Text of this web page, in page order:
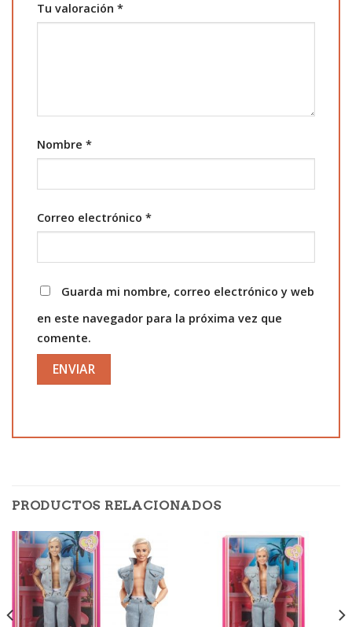
Tu valoración *
Nombre *
Correo electrónico *
Guarda mi nombre, correo electrónico y web
en este navegador para la próxima vez que
comente.
PRODUCTOS RELACIONADOS